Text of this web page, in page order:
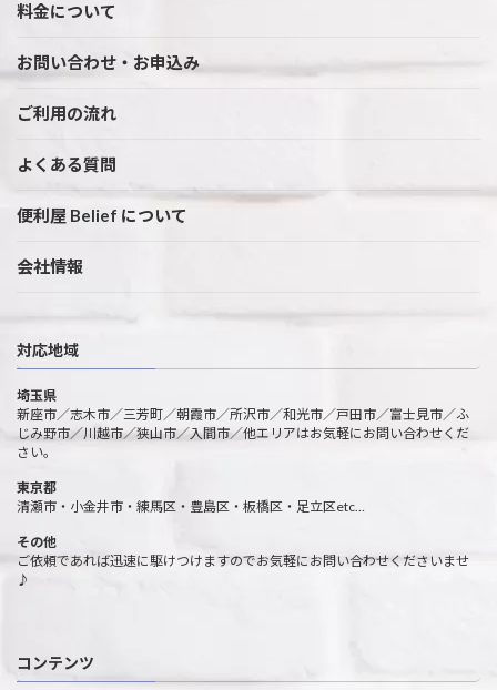
料金について
お問い合わせ・お申込み
ご利用の流れ
よくある質問
便利屋 Belief について
会社情報
対応地域
埼玉県
新座市／志木市／三芳町／朝霞市／所沢市／和光市／戸田市／富士見市／ふ
じみ野市／川越市／狭山市／入間市／他エリアはお気軽にお問い合わせくだ
さい。
東京都
清瀬市・小金井市・練馬区・豊島区・板橋区・足立区etc…
その他
ご依頼であれば迅速に駆けつけますのでお気軽にお問い合わせくださいませ
♪
コンテンツ